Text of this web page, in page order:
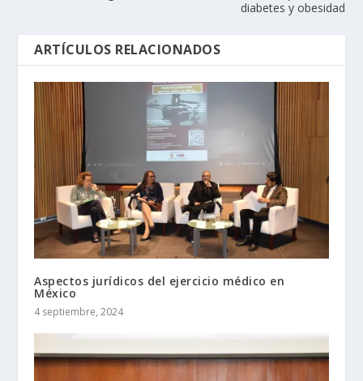
diabetes y obesidad
ARTÍCULOS RELACIONADOS
Aspectos jurídicos del ejercicio médico en
México
4 septiembre, 2024